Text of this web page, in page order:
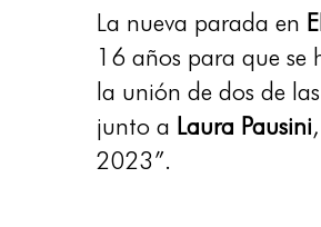
La nueva parada en
16 años para que
la unión de dos de
junto a Laura Pausini
2023”.